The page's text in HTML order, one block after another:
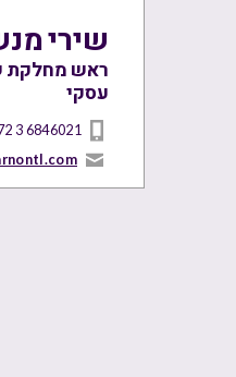
שירי
ראש מחלקת
עסקי
3 6846021